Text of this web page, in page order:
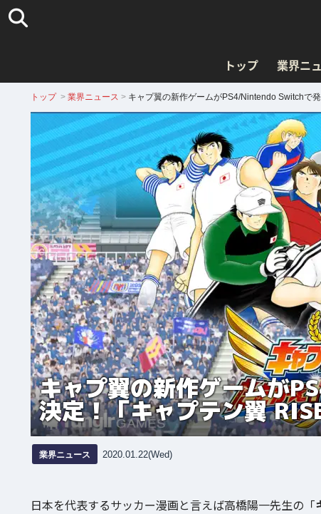
トップ 業界ニ
トップ > 業界ニュース > キャプ翼の新作ゲームがPS4/Nintendo Switchで
キャプ翼の新作ゲーム
決定！「キャプテン翼
業界ニュース 2020.01.22(Wed)
日本を代表するサッカー漫画と言えば高橋陽一先生の「